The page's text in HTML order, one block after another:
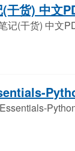
干货) 中文
记(干货) 中文